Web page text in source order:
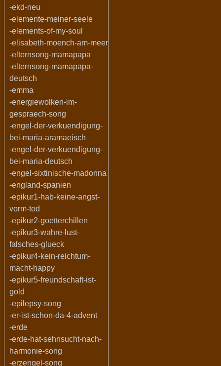
-ekd-neu
-elemente-meiner-seele
-elements-of-my-soul
-elisabeth-moench-am-meer
-elternsong-mamapapa
-elternsong-mamapapa-
deutsch
-emma
-energiewolken-im-
gespraech-song
-engel-der-verkuendigung-
bei-maria-aramaeisch
-engel-der-verkuendigung-
bei-maria-deutsch
-engel-sixtinische-madonna
-england-spanien
-epikur1-hab-keine-angst-
vorm-tod
-epikur2-goetterchillen
-epikur3-wahre-lust-
falsches-glueck
-epikur4-kein-reichtum-
macht-happy
-epikur5-freundschaft-ist-
gold
-epilepsy-song
-er-ist-schon-da-4-advent
-erde
-erde-hat-sehnsucht-nach-
harmonie-song
-erzengel-song